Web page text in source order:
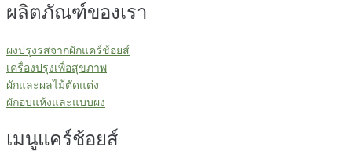
ผลิตภัณฑ์ของเรา
ผงปรุงรสจากผักแคร์ช้อยส์
เครื่องปรุงเพื่อสุขภาพ
ผักและผลไม้ตัดแต่ง
ผักอบแห้งและแบบผง
เมนูแคร์ช้อยส์